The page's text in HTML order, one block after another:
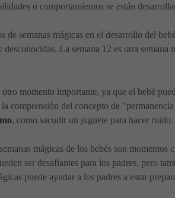
o comportamientos se están
de semanas mágicas en el desarrollo del
desconocidas. La semana 12 es otra
otro momento importante, ya que el bebé
comprensión del concepto de
, como sacudir un juguete para hacer ruido.
mágicas de los bebés son
ser desafiantes para los padres, pero
puede ayudar a los padres a estar